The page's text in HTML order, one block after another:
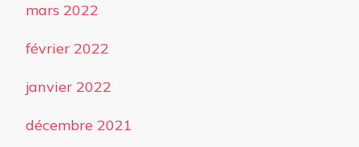
mars 2022
février 2022
janvier 2022
décembre 2021